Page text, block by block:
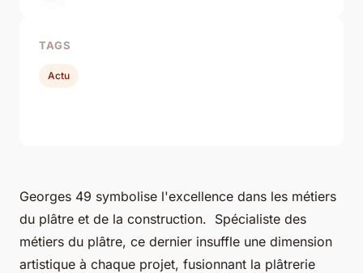
Georges 49 symbolise l'excellence dans les métiers
du plâtre et de la construction. Spécialiste des
métiers du plâtre, ce dernier insuffle une dimension
artistique à chaque projet, fusionnant la plâtrerie
TAGS
Actu